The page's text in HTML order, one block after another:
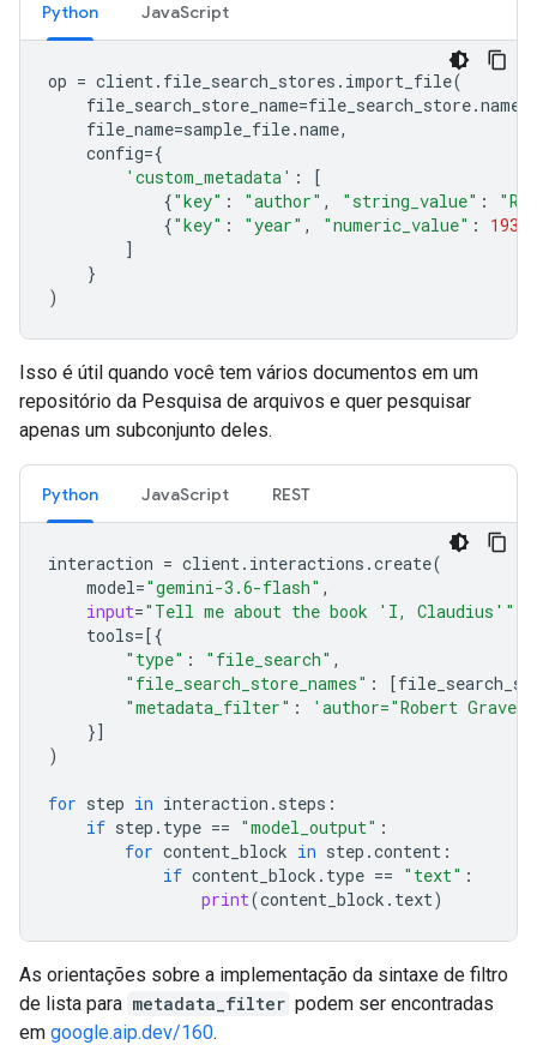
Python JavaScript
op = client. file_search_stores . import_file(
file_search_store_name=file_search_store.name
file_name=sample_file.name,
config={
'custom_metadata' :
[
{"key" : "author" , "string_value" :
{"key" : "year" , "numeric_value" : 1934
]
}
)
Isso é útil quando você tem vários documentos em um
repositório da Pesquisa de arquivos e quer pesquisar
apenas um subconjunto deles.
Python JavaScript REST
interaction = client. interactions .create(
model="gemini-3.6-flash" ,
input="Tell me about the book 'I, Claudius'"
tools=[{
"type" : "file_search" ,
"file_search_store_names" : [
"metadata_filter" :
'author="Robert
}]
)
for step in interaction . steps :
if step . type == "model_output" :
for content_block in step .content :
if content_block . type == "text" :
print(content_block . text)
As orientações sobre a implementação da sintaxe de filtro
de lista para metadata_filter podem ser encontradas
em google.aip.dev/160.